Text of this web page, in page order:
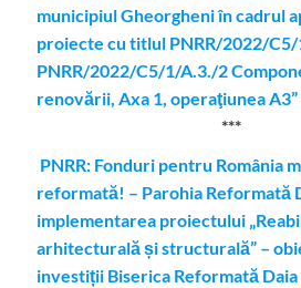
municipiul Gheorgheni în cadrul
proiecte cu titlul PNRR/2022/
PNRR/2022/C5/1/A.3./2
renovării, Axa 1, operaţiunea A3”
***
PNRR: Fonduri pentru România
reformată! – Parohia Reformată
implementarea proiectului
arhitecturală și structurală” –
investiții Biserica Reformată Daia